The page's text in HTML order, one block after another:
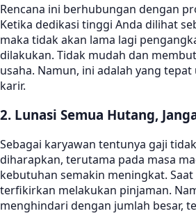
Rencana ini berhubungan dengan
Ketika dedikasi tinggi Anda dilihat
maka tidak akan lama lagi
dilakukan. Tidak mudah dan
usaha. Namun, ini adalah yang
karir.
2. Lunasi Semua Hutang,
Sebagai karyawan tentunya gaji
diharapkan, terutama pada masa
kebutuhan semakin meningkat.
terfikirkan melakukan pinjaman.
menghindari dengan jumlah besar,